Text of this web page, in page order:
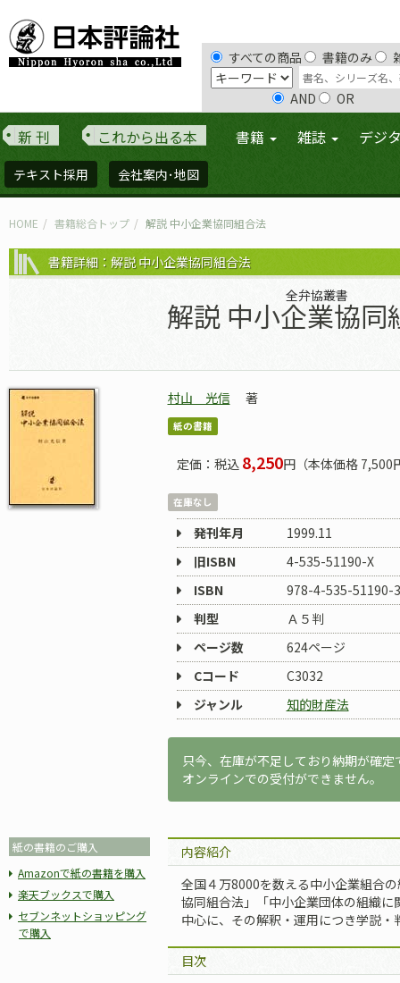
すべての商品 書籍のみ
AND OR
新 刊 これから出る本 書籍 雑誌 デジ
テキスト採用 会社案内･地図
HOME 書籍総合トップ 解説 中小企業協同組合法
書籍詳細：解説 中小企業協同組合法
全弁協叢書
解説 中小企業協同
村山 光信 著
紙の書籍
定価：税込 8,250円（本体価格 7,500
在庫なし
発刊年月
1999.11
旧ISBN
4-535-51190-X
ISBN
978-4-535-51190-3
判型
Ａ５判
ページ数
624ページ
Cコード
C3032
ジャンル
知的財産法
只今、在庫が不足しており納期が確定
オンラインでの受付ができません。
紙の書籍のご購入
Amazonで紙の書籍を購入
楽天ブックスで購入
セブンネットショッピング
で購入
内容紹介
全国４万8000を数える中小企業組合
協同組合法」「中小企業団体の組織
中心に、その解釈・運用につき学説・
目次